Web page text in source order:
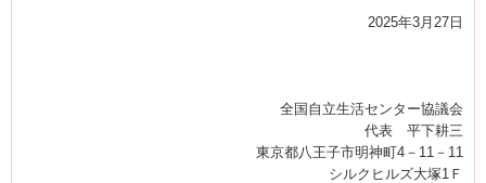
2025年3月27日
全国自立生活センター協議会
代表 平下耕三
東京都八王子市明神町4－11－11
シルクヒルズ大塚1Ｆ